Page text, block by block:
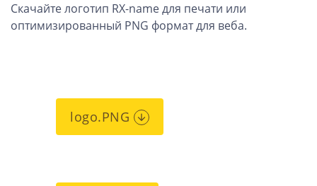
Скачайте логотип RX-name для печати или
оптимизированный PNG формат для веба.
logo.PNG